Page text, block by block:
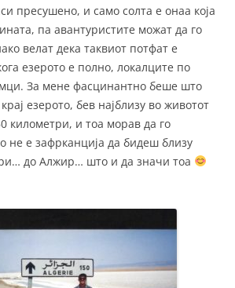
пресушено, и само солта е онаа која
па авантуристите можат да го
велат дека таквиот потфат е
езерото е полно, локалците по
За мене фасцинантно беше што
езерото, бев најблизу во животот
километри, и тоа морав да го
не е зафрканција да бидеш близу
до Алжир… што и да значи тоа